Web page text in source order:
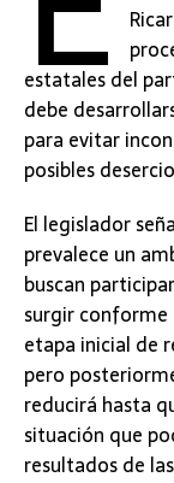
estatales del
debe
para evitar
posibles
El legislador
prevalece un
buscan
surgir conforme
etapa inicial de
pero
reducirá hasta
situación que
resultados de